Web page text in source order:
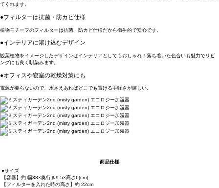
てくれます。
●フィルターは抗菌・防カビ仕様
植物モチーフのフィルターは抗菌・防カビ仕様だから衛生的で安心です。
●インテリアに溶け込むデザイン
観葉植物をイメージしたデザインはインテリアとしてもおしゃれ！落ち着いた色合いも魅力でリビ
ングにも良く馴染みます。
●オフィスや寝室の乾燥対策にも
電源が要らないので、水さえあればどこでも置ける手軽さが嬉しい。
商品仕様
●サイズ
【容器】約 幅38×奥行き9.5×高さ6(cm)
【フィルターを入れた時の高さ】約 22cm